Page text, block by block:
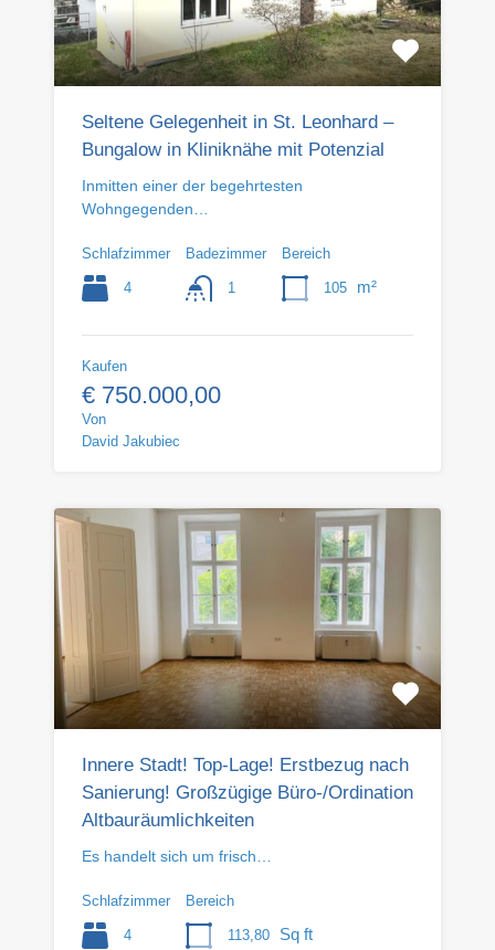
Seltene Gelegenheit in St. Leonhard –
Bungalow in Kliniknähe mit Potenzial
Inmitten einer der begehrtesten
Wohngegenden…
Schlafzimmer
4
Badezimmer
1
Bereich
105 m²
Kaufen
€ 750.000,00
Von
David Jakubiec
Innere Stadt! Top-Lage! Erstbezug nach
Sanierung! Großzügige Büro-/Ordination
Altbauräumlichkeiten
Es handelt sich um frisch…
Schlafzimmer
4
Bereich
113,80 Sq ft